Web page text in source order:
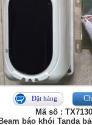
Đặt hàng
Mã số : TX7130
Beam báo khói Tanda